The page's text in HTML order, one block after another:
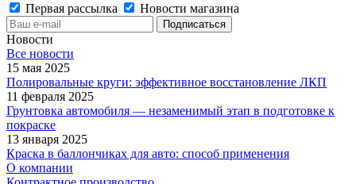
Первая рассылка
Новости магазина
Новости
Все новости
15 мая 2025
Полировальные круги: эффективное восстановление ЛКП
11 февраля 2025
Грунтовка автомобиля — незаменимый этап в подготовке к
покраске
13 января 2025
Краска в баллончиках для авто: способ применения
О компании